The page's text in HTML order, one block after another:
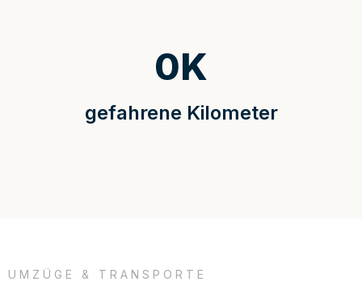
gefahrene Kilometer
0K
UMZÜGE & TRANSPORTE